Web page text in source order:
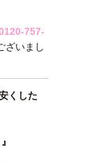
757-
ざいまし
くした